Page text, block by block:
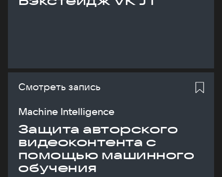
Смотреть запись
Machine Intelligence
Защита авторского
видеоконтента с
помощью машинного
обучения